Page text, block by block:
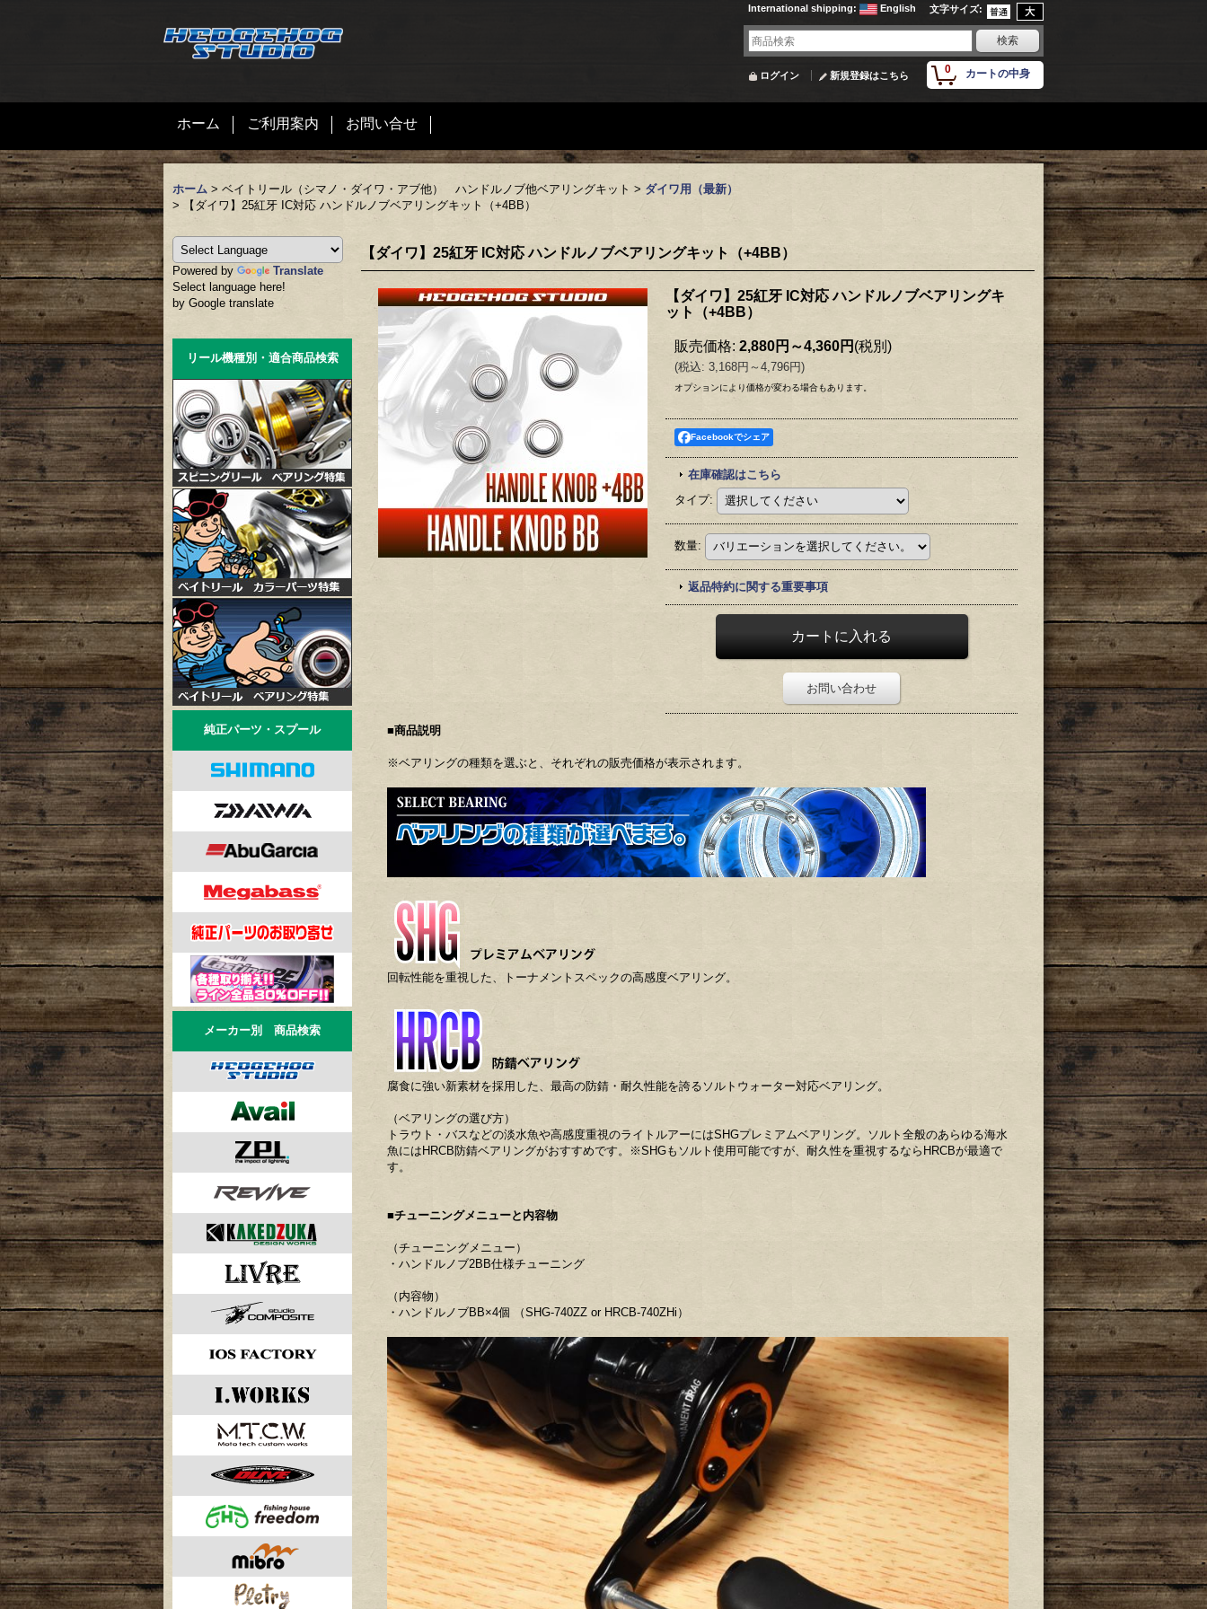
文字サイズ:
International shipping: English
0 カートの中身
ログイン 新規登録はこちら
ホーム ご利用案内 お問い合せ
ホーム > ベイトリール（シマノ・ダイワ・アブ他） ハンドルノブ他ベアリングキット > ダイワ用（最新）
>
【ダイワ】25紅牙 IC対応 ハンドルノブベアリングキット（+4BB）
Powered by
Translate
Select language here!
by Google translate
リール機種別・適合商品検索
純正パーツ・スプール
メーカー別 商品検索
【ダイワ】25紅牙 IC対応 ハンドルノブベアリングキット（+4BB）
【ダイワ】25紅牙 IC対応 ハンドルノブベアリングキ
ット（+4BB）
販売価格: 2,880円～4,360円 (税別)
(税込: 3,168円～4,796円)
オプションにより価格が変わる場合もあります。
Facebookでシェア
在庫確認はこちら
タイプ:
数量:
返品特約に関する重要事項
お問い合わせ
■商品説明
※ベアリングの種類を選ぶと、それぞれの販売価格が表示されます。
回転性能を重視した、トーナメントスペックの高感度ベアリング。
腐食に強い新素材を採用した、最高の防錆・耐久性能を誇るソルトウォーター対応ベアリング。
（ベアリングの選び方）
トラウト・バスなどの淡水魚や高感度重視のライトルアーにはSHGプレミアムベアリング。ソルト全般のあらゆる海水
魚にはHRCB防錆ベアリングがおすすめです。※SHGもソルト使用可能ですが、耐久性を重視するならHRCBが最適で
す。
■チューニングメニューと内容物
（チューニングメニュー）
・ハンドルノブ2BB仕様チューニング
（内容物）
・ハンドルノブBB×4個 （SHG-740ZZ or HRCB-740ZHi）